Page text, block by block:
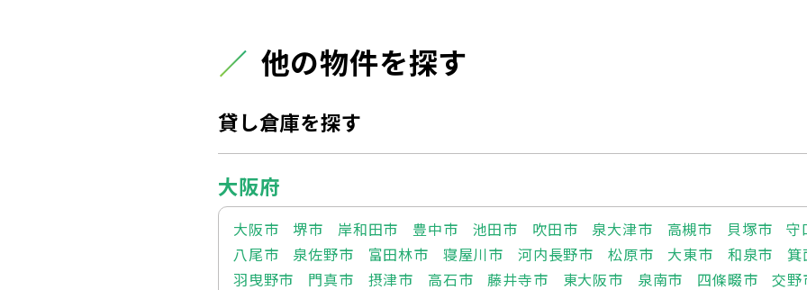
他の物件を探す
貸し倉庫を探す
大阪府
大阪市 堺市 岸和田市 豊中市 池田市 吹田市 泉大津市 高槻市 貝塚市
守
八尾市
泉佐野市 富田林市 寝屋川市 河内長野市 松原市 大東市 和泉市
箕
羽曳野市
門真市 摂津市 高石市 藤井寺市 東大阪市 泉南市 四條畷市
交野